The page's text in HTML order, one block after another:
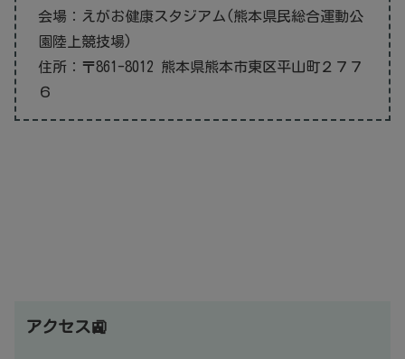
会場：えがお健康スタジアム(熊本県民総合運動公
園陸上競技場)
住所：〒861-8012 熊本県熊本市東区平山町２７７
６
アクセス🚉